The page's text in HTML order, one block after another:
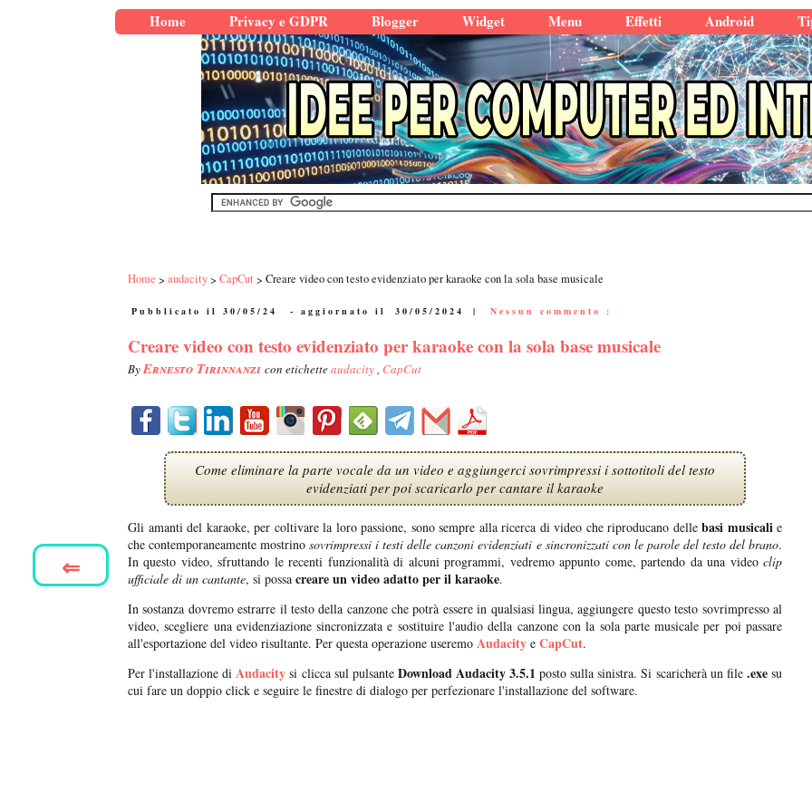
Home Privacy e GDPR Blogger Widget Menu Effetti Android
Home audacity CapCut Creare video con testo evidenziato per karaoke con la sola base musicale
Pubblicato il 30/05/24 - aggiornato il 30/05/2024 | Nessun commento :
Creare video con testo evidenziato per karaoke con la sola base musicale
ByErnesto Tirinnanzi con etichetteaudacity, CapCut
Come eliminare la parte vocale da un video e aggiungerci sovrimpressi i sottotitoli del testo
evidenziati per poi scaricarlo per cantare il karaoke
Gli amanti del karaoke, per coltivare la loro passione, sono sempre alla ricerca di video che riproducano delle basi musicalie
che contemporaneamente mostrinosovrimpressi i testi delle canzoni evidenziati e sincronizzati con le parole del testo del brano.
In questo video, sfruttando le recenti funzionalità di alcuni programmi, vedremo appunto come, partendo da una video clip
ufficiale di un cantante, si possa creare un video adatto per il karaoke.
In sostanza dovremo estrarre il testo della canzone che potrà essere in qualsiasi lingua, aggiungere questo testo sovrimpresso al
video, scegliere una evidenziazione sincronizzata e sostituire l'audio della canzone con la sola parte musicale per poi passare
all'esportazione del video risultante. Per questa operazione useremo Audacity e CapCut.
Per l'installazione di Audacity si clicca sul pulsante Download Audacity 3.5.1 posto sulla sinistra. Si scaricherà un file.exesu
cui fare un doppio click e seguire le finestre di dialogo per perfezionare l'installazione del software.
⇐